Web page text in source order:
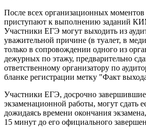
После всех организационных
приступают к выполнению заданий
Участники ЕГЭ могут выходить из
уважительной причине (в туалет, в
только в сопровождении одного из
дежурных по этажу, предварительно
ответственному организатору по
бланке регистрации метку "Факт
Участники ЕГЭ, досрочно
экзаменационной работы, могут сдать
дожидаясь времени окончания
15 минут до его официального